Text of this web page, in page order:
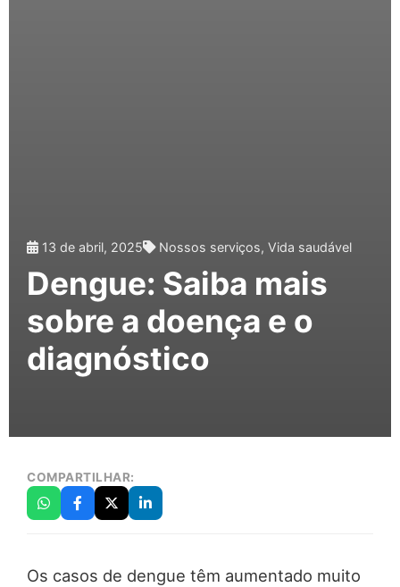
13 de abril, 2025 Nossos serviços, Vida saudável
Dengue: Saiba mais
sobre a doença e o
diagnóstico
COMPARTILHAR:
Os casos de dengue têm aumentado muito